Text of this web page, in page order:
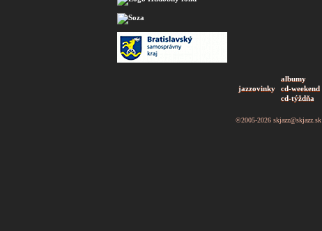
jazzovinky
albumy
cd-weekend
cd-týždňa
©2005-2026 skjazz@skjazz.sk